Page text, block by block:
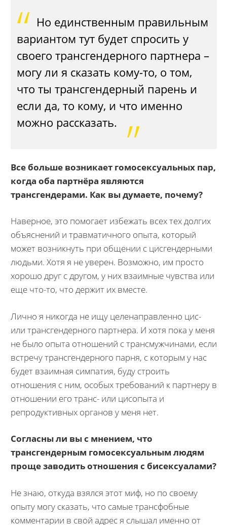
Но единственным правильным
вариантом тут будет спросить у
своего трансгендерного партнера –
могу ли я сказать кому-то, о том,
что ты трансгендерный парень и
если да, то кому, и что именно
можно рассказать.
Все больше возникает гомосексуальных пар,
когда оба партнёра являются
трансгендерами. Как вы думаете, почему?
Наверное, это помогает избежать всех тех долгих
объяснений и травматичного опыта, который
может возникнуть при общении с цисгендерными
людьми. Хотя я не уверен. Возможно, им просто
хорошо друг с другом, у них взаимные чувства или
еще что-то, что держит их вместе.
Лично я никогда не ищу целенаправленно цис-
или трансгендерного партнера. И хотя пока у меня
не было опыта отношений с трансмужчинами, если
встречу трансгендерного парня, с которым у нас
будет взаимная симпатия, буду строить
отношения с ним, особых требований к партнеру в
отношении его транс- или цисопыта и
репродуктивных органов у меня нет.
Согласны ли вы с мнением, что
трансгендерным гомосексуальным людям
проще заводить отношения с бисексуалами?
Не знаю, откуда взялся этот миф, но по своему
опыту могу сказать, что самые трансфобные
комментарии в свой адрес я слышал именно от